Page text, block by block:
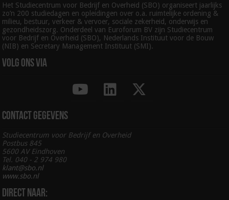
Het Studiecentrum voor Bedrijf en Overheid (SBO) organiseert jaarlijks
zo’n 200 studiedagen en opleidingen over o.a. ruimtelijke ordening &
milieu, bestuur, verkeer & vervoer, sociale zekerheid, onderwijs en
gezondheidszorg. Onderdeel van Euroforum BV zijn Studiecentrum
voor Bedrijf en Overheid (SBO), Nederlands Instituut voor de Bouw
(NIB) en Secretary Management Instituut (SMI).
Volg ons via
Contact gegevens
Studiecentrum voor Bedrijf en Overheid
Postbus 845
5600 AV Eindhoven
Tel. 040 - 2 974 980
klant@sbo.nl
www.sbo.nl
Direct naar: